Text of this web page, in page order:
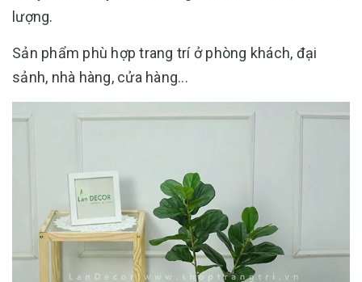
lượng.
Sản phẩm phù hợp trang trí ở phòng khách, đại
sảnh, nhà hàng, cửa hàng...